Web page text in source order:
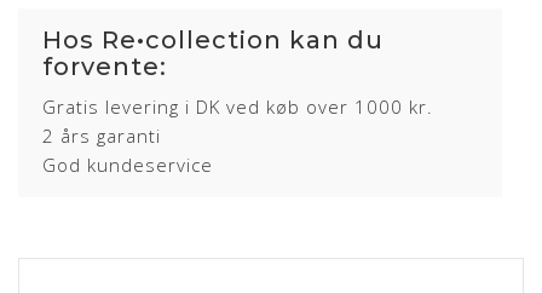
Hos Re•collection kan du
forvente:
Gratis levering i DK ved køb over 1000 kr.
2 års garanti
God kundeservice